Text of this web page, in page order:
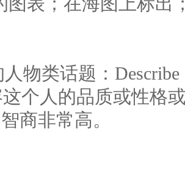
物类话题：
个人的品质或性格
商非常高。